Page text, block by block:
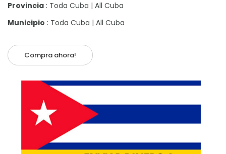
Provincia : Toda Cuba | All Cuba
Municipio : Toda Cuba | All Cuba
Compra ahora!